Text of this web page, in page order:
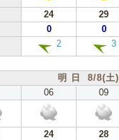
24 29
0 0
2 3
明 日 8/8(土)
06 09
24 28